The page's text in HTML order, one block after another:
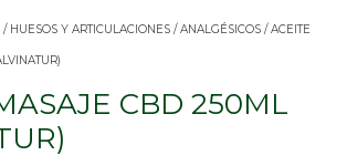
/ HUESOS Y ARTICULACIONES /ANALGÉSICOS / ACEITE
CBD 250ML